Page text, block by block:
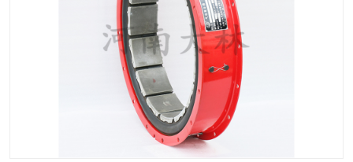
泥浆泵空气包胶囊 气动元件
DY隔膜式离合器 CB离合器
实芯轮胎
联轴器